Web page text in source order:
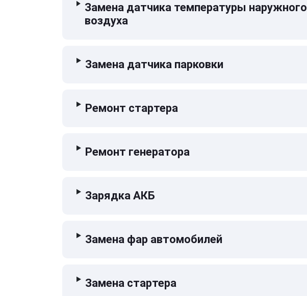
Замена датчика температуры наружного
воздуха
Замена датчика парковки
Ремонт стартера
Ремонт генератора
Зарядка АКБ
Замена фар автомобилей
Замена стартера